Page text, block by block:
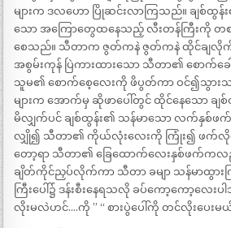
များက ဒလဟော ပြိုဆင်းလာကြသည်။ ချစ်ထွန်း
သော အကြောတွေထနေသည့် လီးတန်ကြီးကို တစ
စေသည်။ သီတာက ဇွတ်ကနဲ ဇွတ်ကနဲ ထိုင်ချလိုက်
အစွမ်းကုန် ပြဲကားထားသော သီတာ၏ စောက်ခ
သူမ၏ စောက်စေ့လေးကို ဖိပွတ်ကာ ဝင်၍သွား
များက အောက်မှ ဆိုဖာပေါ်တွင် ထိုင်နေသော ချစ်
မိလျှက်ပင် ချစ်ထွန်း၏ သန်မာသော လက်နှစ်ဖ
လျှို၍ သီတာ၏ ကိုယ်လုံးလေးကို ကြုံး၍ ဖက်
တော့ရာ သီတာ၏ ခြေထောက်လေးနှစ်ဖက်ကလည်
ချိတ်ကိုင်ညှပ်လိုက်ကာ သီတာ ခမျာ သန်မာထွားက
ကြီးပေါ်၌ ဒန်းစီးနေရသလို ခပ်ကော့ကော့လေ
လိုးမလဲဟင်….ကို ” “ စားပွဲပေါ်ကို တင်လိုးပေးမ